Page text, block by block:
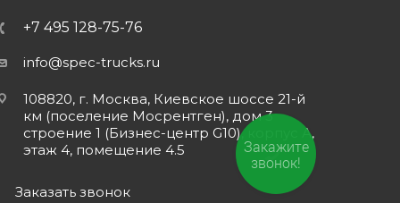
+7 495 128-75-76
info@spec-trucks.ru
108820, г. Москва, Киевское шоссе 21-й
км (поселение Мосрентген), дом 3
строение 1 (Бизнес-центр G10), корпус А,
этаж 4, помещение 4.5
Заказать звонок
Закажите
звонок!